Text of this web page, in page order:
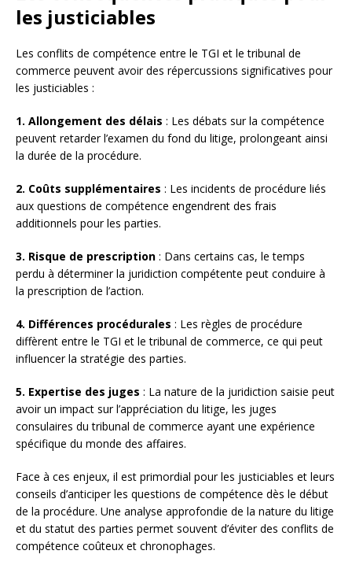
les justiciables
Les conflits de compétence entre le TGI et le tribunal de
commerce peuvent avoir des répercussions significatives pour
les justiciables :
1. Allongement des délais : Les débats sur la compétence
peuvent retarder l’examen du fond du litige, prolongeant ainsi
la durée de la procédure.
2. Coûts supplémentaires : Les incidents de procédure liés
aux questions de compétence engendrent des frais
additionnels pour les parties.
3. Risque de prescription : Dans certains cas, le temps
perdu à déterminer la juridiction compétente peut conduire à
la prescription de l’action.
4. Différences procédurales : Les règles de procédure
diffèrent entre le TGI et le tribunal de commerce, ce qui peut
influencer la stratégie des parties.
5. Expertise des juges : La nature de la juridiction saisie peut
avoir un impact sur l’appréciation du litige, les juges
consulaires du tribunal de commerce ayant une expérience
spécifique du monde des affaires.
Face à ces enjeux, il est primordial pour les justiciables et leurs
conseils d’anticiper les questions de compétence dès le début
de la procédure. Une analyse approfondie de la nature du litige
et du statut des parties permet souvent d’éviter des conflits de
compétence coûteux et chronophages.